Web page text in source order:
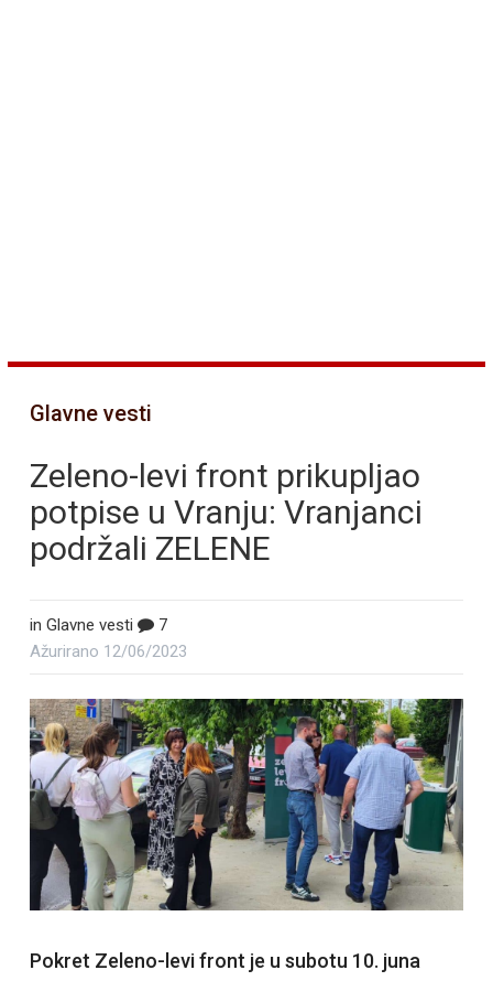
Glavne vesti
Zeleno-levi front prikupljao
potpise u Vranju: Vranjanci
podržali ZELENE
in Glavne vesti
7
Ažurirano 12/06/2023
Pokret Zeleno-levi front je u subotu 10. juna